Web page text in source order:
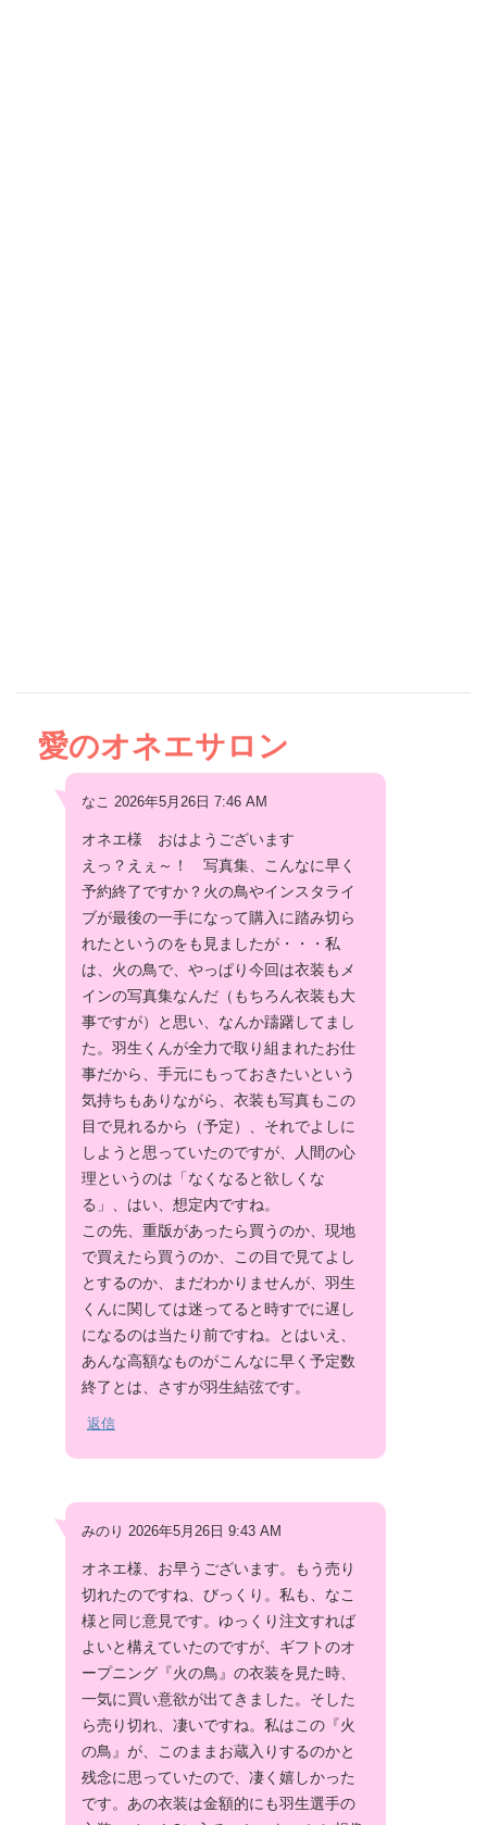
愛のオネエサロン
なこ 2026年5月26日 7:46 AM
オネエ様 おはようございます
えっ？えぇ～！ 写真集、こんなに早く
予約終了ですか？火の鳥やインスタライ
ブが最後の一手になって購入に踏み切ら
れたというのをも見ましたが・・・私
は、火の鳥で、やっぱり今回は衣装もメ
インの写真集なんだ（もちろん衣装も大
事ですが）と思い、なんか躊躇してまし
た。羽生くんが全力で取り組まれたお仕
事だから、手元にもっておきたいという
気持ちもありながら、衣装も写真もこの
目で見れるから（予定）、それでよしに
しようと思っていたのですが、人間の心
理というのは「なくなると欲しくな
る」、はい、想定内ですね。
この先、重版があったら買うのか、現地
で買えたら買うのか、この目で見てよし
とするのか、まだわかりませんが、羽生
くんに関しては迷ってると時すでに遅し
になるのは当たり前ですね。とはいえ、
あんな高額なものがこんなに早く予定数
終了とは、さすが羽生結弦です。
返信
みのり 2026年5月26日 9:43 AM
オネエ様、お早うございます。もう売り
切れたのですね、びっくり。私も、なこ
様と同じ意見です。ゆっくり注文すれば
よいと構えていたのですが、ギフトのオ
ープニング『火の鳥』の衣装を見た時、
一気に買い意欲が出てきました。そした
ら売り切れ、凄いですね。私はこの『火
の鳥』が、このままお蔵入りするのかと
残念に思っていたので、凄く嬉しかった
です。あの衣装は金額的にも羽生選手の